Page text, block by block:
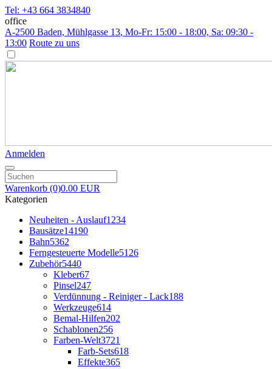
Tel: +43 664 3834840
office
A-2500 Baden, Mühlgasse 13, Mo-Fr: 15:00 - 18:00, Sa: 09:30 -
13:00 Route zu uns
Anmelden
Warenkorb (0)0.00 EUR
Kategorien
Neuheiten - Auslauf1234
Bausätze14190
Bahn5362
Ferngesteuerte Modelle5126
Zubehör5440
Kleber67
Pinsel247
Verdünnung - Reiniger - Lack188
Werkzeuge614
Bemal-Hilfen202
Schablonen256
Farben-Welt3721
Farb-Sets618
Effekte365